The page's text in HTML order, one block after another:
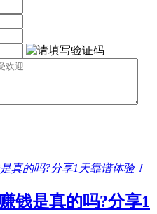
钱是真的吗?分享1